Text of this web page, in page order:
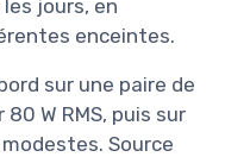
jours, en
enceintes.
sur une paire de
W RMS, puis sur
Source